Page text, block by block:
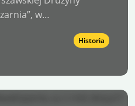
w…
Historia